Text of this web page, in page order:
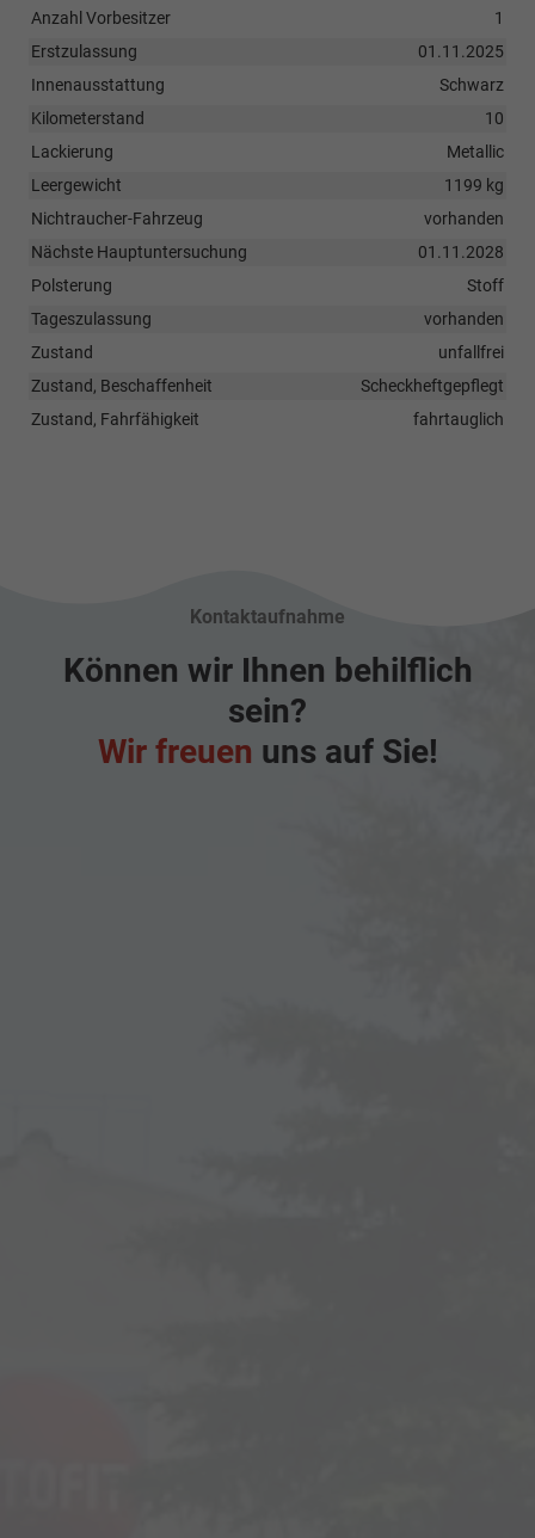
Anzahl Vorbesitzer
1
Erstzulassung
01.11.2025
Innenausstattung
Schwarz
Kilometerstand
10
Lackierung
Metallic
Leergewicht
1199 kg
Nichtraucher-Fahrzeug
vorhanden
Nächste Hauptuntersuchung
01.11.2028
Polsterung
Stoff
Tageszulassung
vorhanden
Zustand
unfallfrei
Zustand, Beschaffenheit
Scheckheftgepflegt
Zustand, Fahrfähigkeit
fahrtauglich
Kontaktaufnahme
Können wir Ihnen behilflich
sein?
Wir freuen uns auf Sie!